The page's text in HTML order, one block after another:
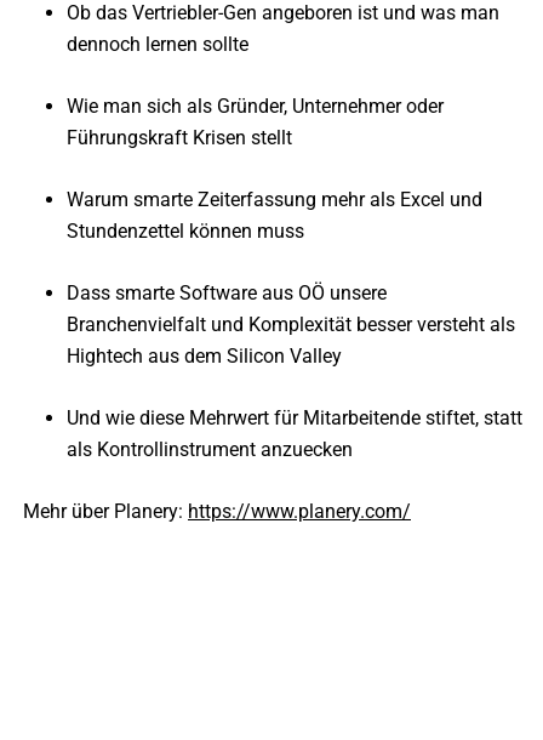
Ob das Vertriebler-Gen angeboren ist und was man
dennoch lernen sollte
Wie man sich als Gründer, Unternehmer oder
Führungskraft Krisen stellt
Warum smarte Zeiterfassung mehr als Excel und
Stundenzettel können muss
Dass smarte Software aus OÖ unsere
Branchenvielfalt und Komplexität besser versteht als
Hightech aus dem Silicon Valley
Und wie diese Mehrwert für Mitarbeitende stiftet, statt
als Kontrollinstrument anzuecken
Mehr über Planery: https://www.planery.com/